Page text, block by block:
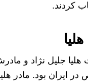
کردند.
هلیا جلیل نژاد و
ایران بود. مادر